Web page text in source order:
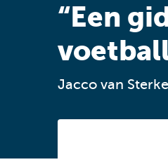
“Een
Jacco van